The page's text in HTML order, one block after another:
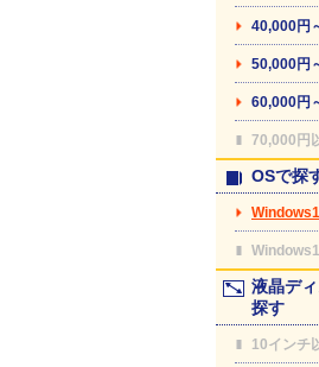
40,000円
50,000円
60,000円
70,000円
OSで探
液晶デ
探す
10インチ